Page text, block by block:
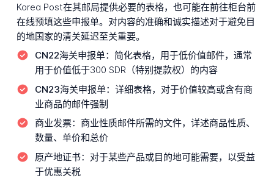
Korea Post在其邮局提供必要的表格，也可能在前往柜台前
在线预填这些申报单。对内容的准确和诚实描述对于避免目
的地国家的清关延迟至关重要。
CN22海关申报单： 简化表格，用于低价值邮件，通常
用于价值低于300 SDR（特别提款权）的内容
CN23海关申报单： 详细表格，对于价值较高或含有商
业商品的邮件强制
商业发票： 商业性质邮件所需的文件，详述商品性质、
数量、单价和总价
原产地证书： 对于某些产品或目的地可能需要，以受益
于优惠关税